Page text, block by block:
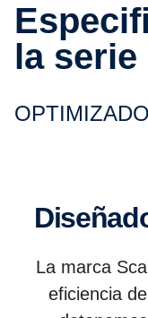
Especificaciones de
la serie
La marca
eficiencia